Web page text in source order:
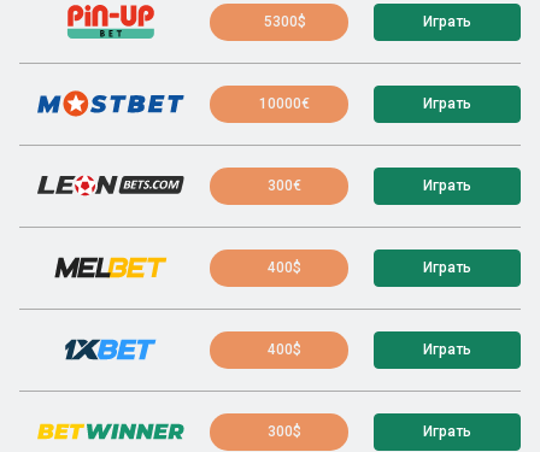
5300$ Играть
10000€ Играть
300€ Играть
400$ Играть
400$ Играть
300$ Играть